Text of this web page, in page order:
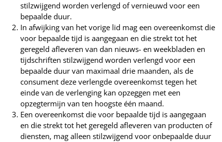
stilzwijgend worden verlengd of vernieuwd voor een
bepaalde duur.
In afwijking van het vorige lid mag een overeenkomst die
voor bepaalde tijd is aangegaan en die strekt tot het
geregeld afleveren van dan nieuws- en weekbladen en
tijdschriften stilzwijgend worden verlengd voor een
bepaalde duur van maximaal drie maanden, als de
consument deze verlengde overeenkomst tegen het
einde van de verlenging kan opzeggen met een
opzegtermijn van ten hoogste één maand.
Een overeenkomst die voor bepaalde tijd is aangegaan
en die strekt tot het geregeld afleveren van producten of
diensten, mag alleen stilzwijgend voor onbepaalde duur